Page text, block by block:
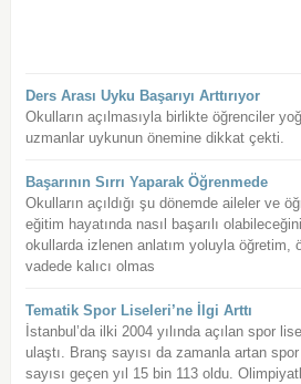
Ders Arası Uyku Başarıyı Arttırıyor
Okulların açılmasıyla birlikte öğrenciler
uzmanlar uykunun önemine dikkat çekti.
Başarının Sırrı Yaparak Öğrenmede
Okulların açıldığı şu dönemde aileler ve
eğitim hayatında nasıl başarılı
okullarda izlenen anlatım yoluyla öğretim,
vadede kalıcı olmas
Tematik Spor Liseleri’ne İlgi Arttı
İstanbul’da ilki 2004 yılında açılan spor
ulaştı. Branş sayısı da zamanla artan
sayısı geçen yıl 15 bin 113 oldu.